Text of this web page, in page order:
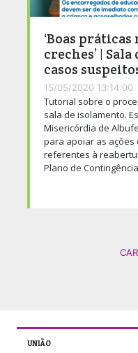
‘Boas
creches’ |
casos
15/05/2020 13:14:00
Tutorial sobre o
sala de isolamento.
Misericórdia de
para apoiar as ações
referentes à
Plano de
UNIÃO